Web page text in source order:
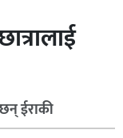
ईराकी